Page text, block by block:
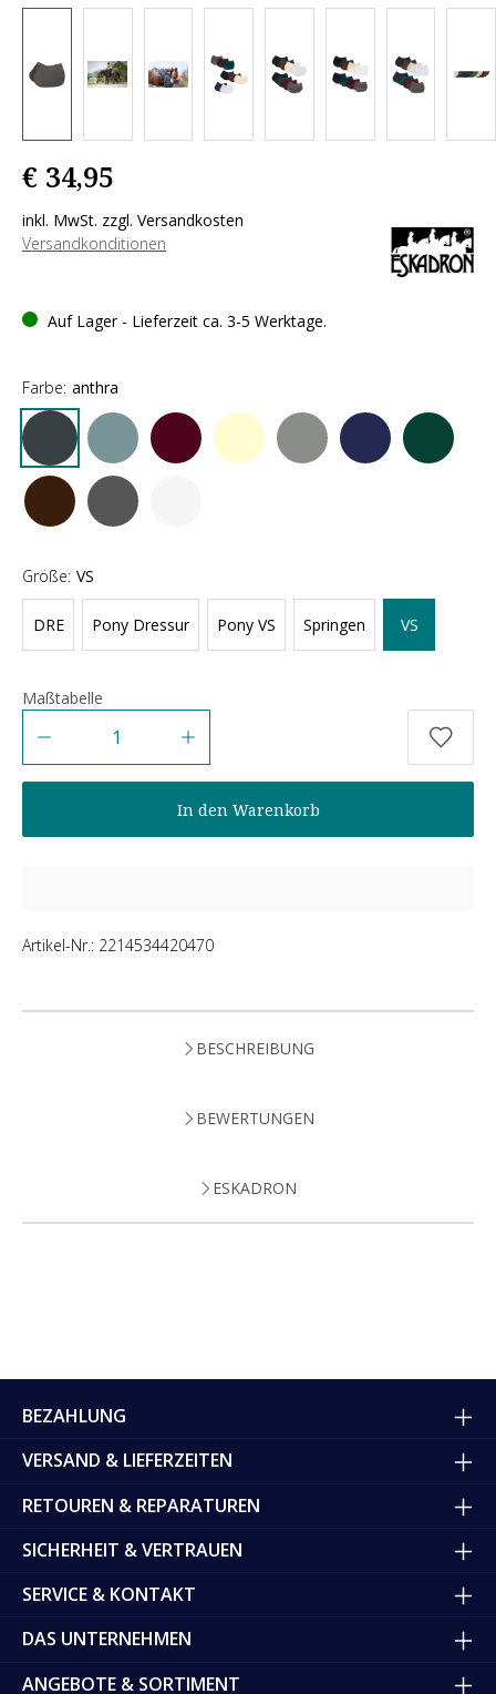
€ 34,95
inkl. MwSt. zzgl. Versandkosten
Versandkonditionen
Auf Lager - Lieferzeit ca. 3-5 Werktage.
Farbe: anthra
Größe: VS
DRE Pony Dressur Pony VS Springen VS
Maßtabelle
In den Warenkorb
Artikel-Nr.: 2214534420470
BESCHREIBUNG
BEWERTUNGEN
ESKADRON
BEZAHLUNG
VERSAND & LIEFERZEITEN
RETOUREN & REPARATUREN
SICHERHEIT & VERTRAUEN
SERVICE & KONTAKT
DAS UNTERNEHMEN
ANGEBOTE & SORTIMENT